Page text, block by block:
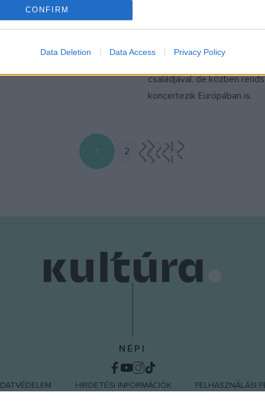
allow Google to enable storage related to personalization.
allow Google to enable storage related to security, including
functionality and fraud prevention, and other user protection.
CONFIRM
Data Deletion Data Access Privacy Policy
ritkán elégedett. Két éve
tanít, kiváló osztálya van az
családjával, de közben
koncertezik Európában is.
1 2 > >>
NÉPI
HIRDETÉSI INFORMÁCIÓK FELHASZNÁLÁSI